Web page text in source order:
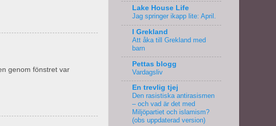
genom fönstret var
Lake House Life
Jag springer ikapp lite: April.
I Grekland
Att åka till Grekland med
barn
Pettas blogg
Vardagsliv
En trevlig tjej
Den rasistiska antirasismen
– och vad är det med
Miljöpartiet och islamism?
(obs uppdaterad version)